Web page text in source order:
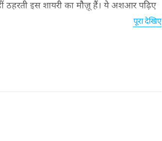
इस शायरी का मौज़ू हैं। ये अशआर पढ़िए
पूरा देखिए